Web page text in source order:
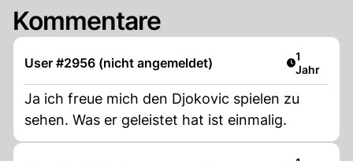
Kommentare
User #2956 (nicht angemeldet) Artikel
1
Jahr
Ja ich freue mich den Djokovic spielen zu
sehen. Was er geleistet hat ist einmalig.